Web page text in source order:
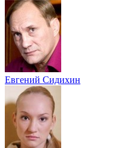
Евгений Сидихин